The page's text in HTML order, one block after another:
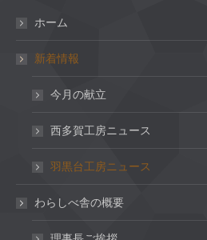
ホーム
新着情報
今月の献立
西多賀工房ニュース
羽黒台工房ニュース
わらしべ舎の概要